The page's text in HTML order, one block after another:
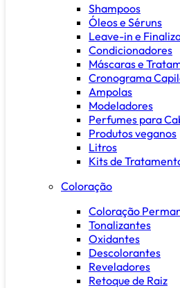
Shampoos
Óleos e Séruns
Leave-in e
Condicionadores
Máscaras e
Cronograma
Ampolas
Modeladores
Perfumes para
Produtos veganos
Litros
Kits de
Coloração
Coloração
Tonalizantes
Oxidantes
Descolorantes
Reveladores
Retoque de Raiz